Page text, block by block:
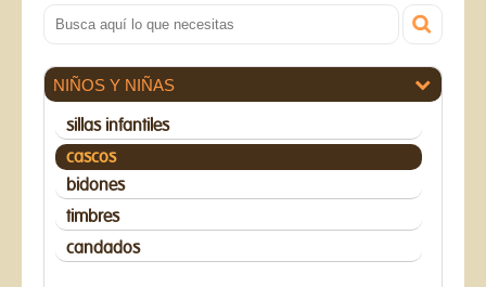
NIÑOS Y NIÑAS
sillas infantiles
cascos
bidones
timbres
candados